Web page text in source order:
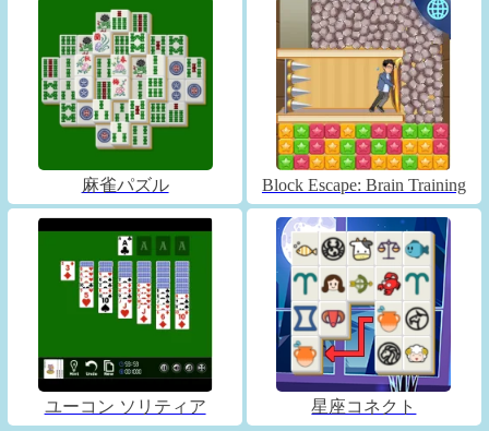
麻雀パズル Block Escape: Brain Training
ユーコン ソリティア 星座コネクト